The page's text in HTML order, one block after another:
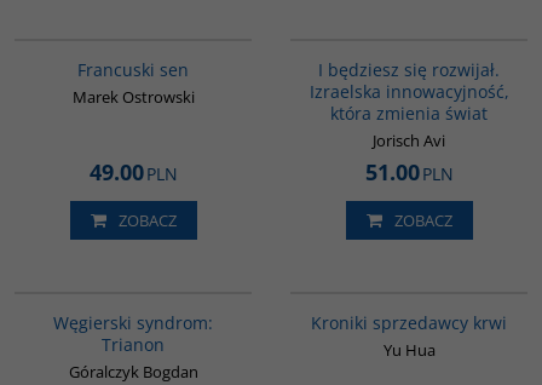
Francuski sen
Marek Ostrowski
49.00PLN
ZOBACZ
I będziesz się rozwijał.
Izraelska innowacyjność,
która zmienia świat
Jorisch Avi
51.00PLN
ZOBACZ
Węgierski syndrom:
Trianon
Góralczyk Bogdan
Kroniki sprzedawcy krwi
Yu Hua